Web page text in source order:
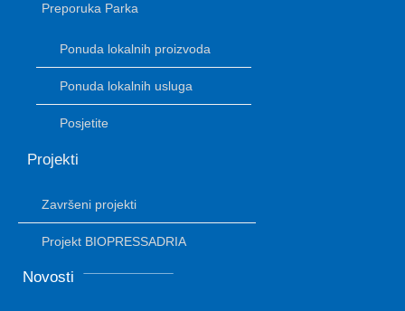
Preporuka Parka
Ponuda lokalnih proizvoda
Ponuda lokalnih usluga
Posjetite
Projekti
Završeni projekti
Projekt BIOPRESSADRIA
Novosti